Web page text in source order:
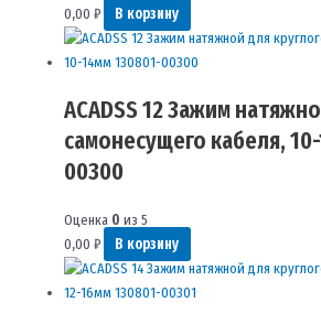
0,00 ₽ В корзину
ACADSS 12 Зажим
самонесущего кабеля,
00300
Оценка 0 из 5
0,00 ₽ В корзину